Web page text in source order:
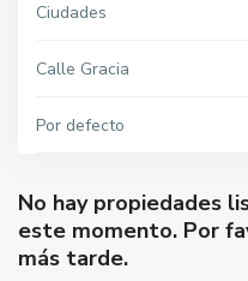
Ciudades
Calle Gracia
Por defecto
No hay propiedades
este momento. Por
más tarde.